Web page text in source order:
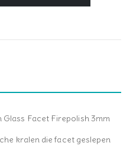
Glass Facet Firepolish 3mm
kralen die facet geslepen